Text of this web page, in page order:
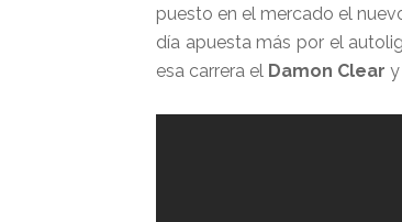
puesto en el mercado el
día apuesta más por el
esa carrera el Damon Clear y